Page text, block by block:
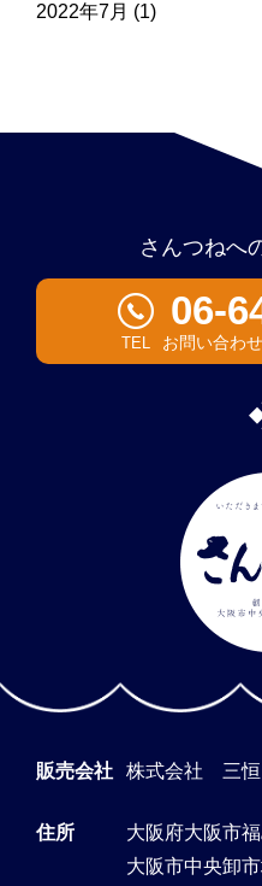
2022年7月 (1)
さんつねへ
TEL
06-
お問い合わ
販売会社 株式会社 三
住所
大阪府大阪市
大阪市中央卸